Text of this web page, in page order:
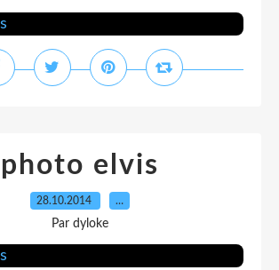
photo elvis
28.10.2014 …
Par dyloke